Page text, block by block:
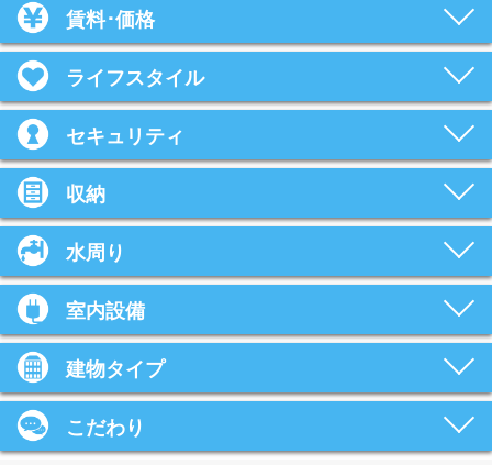
賃料･価格
ライフスタイル
セキュリティ
収納
水周り
室内設備
建物タイプ
こだわり